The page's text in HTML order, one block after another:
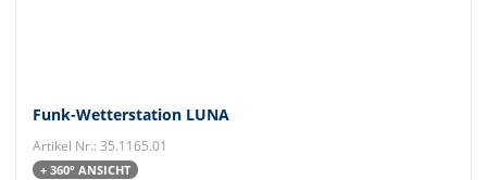
Funk-Wetterstation LUNA
Artikel Nr.: 35.1165.01
+ 360° ANSICHT